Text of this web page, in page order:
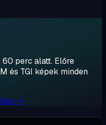
perc alatt. Előre
és TGI képek minden
→